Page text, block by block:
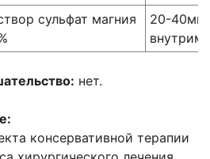
сульфат магния
20-40мг
нет.
консервативной терапии